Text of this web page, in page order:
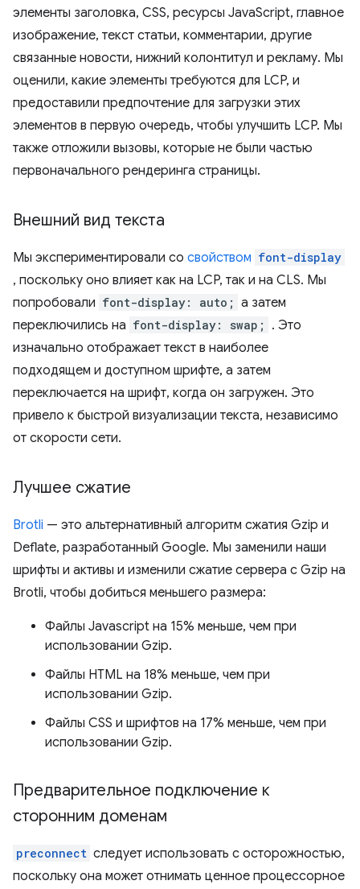
элементы заголовка, CSS, ресурсы JavaScript, главное
изображение, текст статьи, комментарии, другие
связанные новости, нижний колонтитул и рекламу. Мы
оценили, какие элементы требуются для LCP, и
предоставили предпочтение для загрузки этих
элементов в первую очередь, чтобы улучшить LCP. Мы
также отложили вызовы, которые не были частью
первоначального рендеринга страницы.
Внешний вид текста
Мы экспериментировали со свойством font-display
, поскольку оно влияет как на LCP, так и на CLS. Мы
попробовали font-display: auto; а затем
переключились на font-display: swap;
. Это
изначально отображает текст в наиболее
подходящем и доступном шрифте, а затем
переключается на шрифт, когда он загружен. Это
привело к быстрой визуализации текста, независимо
от скорости сети.
Лучшее сжатие
Brotli — это альтернативный алгоритм сжатия Gzip и
Deflate, разработанный Google. Мы заменили наши
шрифты и активы и изменили сжатие сервера с Gzip на
Brotli, чтобы добиться меньшего размера:
Файлы Javascript на 15% меньше, чем при
использовании Gzip.
Файлы HTML на 18% меньше, чем при
использовании Gzip.
Файлы CSS и шрифтов на 17% меньше, чем при
использовании Gzip.
Предварительное подключение к
сторонним доменам
preconnect следует использовать с осторожностью,
поскольку она может отнимать ценное процессорное